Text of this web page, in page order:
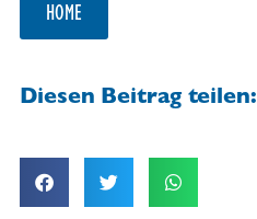
HOME
Diesen Beitrag teilen: